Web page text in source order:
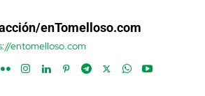
enTomelloso.com
entomelloso.com